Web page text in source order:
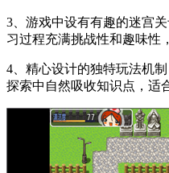
3、游戏中设有有趣的迷宫
习过程充满挑战性和趣味性
4、精心设计的独特玩法机
探索中自然吸收知识点，适